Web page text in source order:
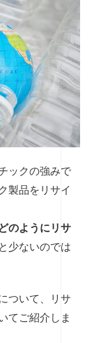
ックの強みで
製品をリサイ
のようにリサ
少ないのでは
ついて、リサ
てご紹介しま